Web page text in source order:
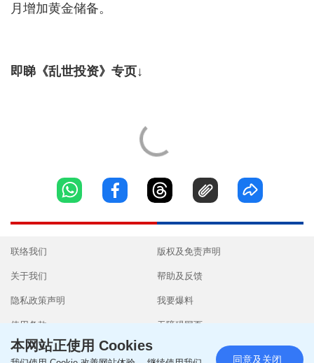
月增加黄金储备。
即睇《乱世投资》专页↓
联络我们
关于我们
隐私政策声明
使用条款
版权及免责声明
帮助及反馈
我要爆料
无障碍网页
本网站正使用 Cookies
同意及关闭